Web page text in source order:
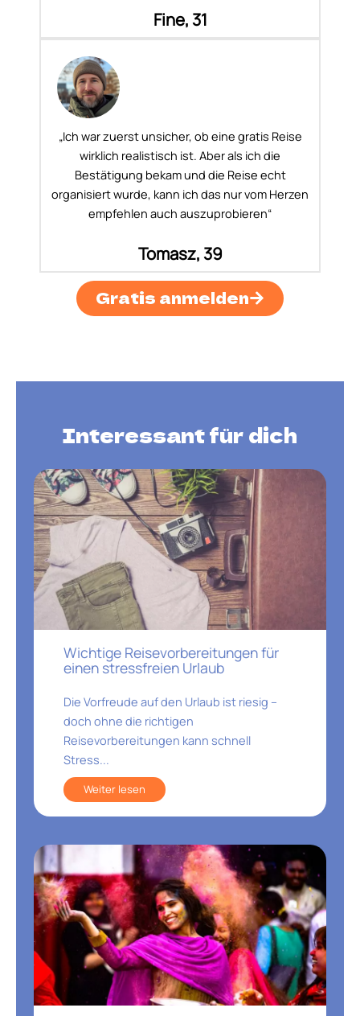
Fine, 31
„Ich war zuerst unsicher, ob eine gratis Reise
wirklich realistisch ist. Aber als ich die
Bestätigung bekam und die Reise echt
organisiert wurde, kann ich das nur vom Herzen
empfehlen auch auszuprobieren“
Tomasz, 39
Gratis anmelden
Interessant für dich
Wichtige Reisevorbereitungen für
einen stressfreien Urlaub
Die Vorfreude auf den Urlaub ist riesig –
doch ohne die richtigen
Reisevorbereitungen kann schnell
Stress...
Weiter lesen